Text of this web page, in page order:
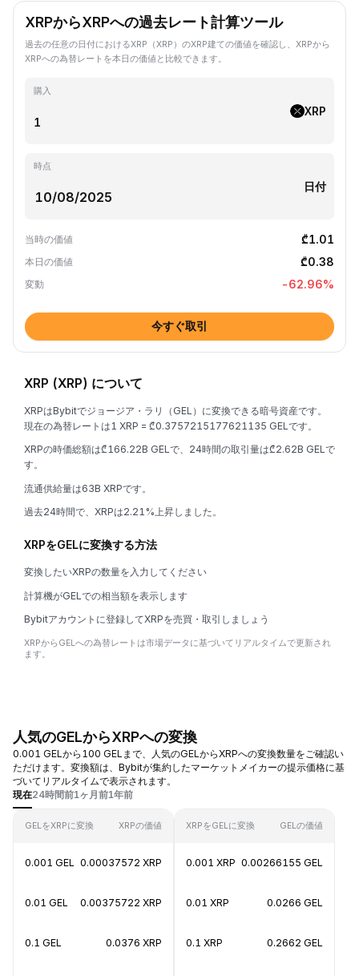
XRPからXRPへの過去レート計算ツール
過去の任意の日付におけるXRP（XRP）のXRP建ての価値を確認し、XRPから
XRPへの為替レートを本日の価値と比較できます。
購入
XRP
時点
日付
当時の価値 ₾1.01
本日の価値 ₾0.38
変動 -62.96%
今すぐ取引
XRP (XRP) について
XRPはBybitでジョージア・ラリ（GEL）に変換できる暗号資産です。
現在の為替レートは1 XRP = ₾0.3757215177621135 GELです。
XRPの時価総額は₾166.22B GELで、24時間の取引量は₾2.62B GELで
す。
流通供給量は63B XRPです。
過去24時間で、XRPは2.21%上昇しました。
XRPをGELに変換する方法
変換したいXRPの数量を入力してください
計算機がGELでの相当額を表示します
Bybitアカウントに登録してXRPを売買・取引しましょう
XRPからGELへの為替レートは市場データに基づいてリアルタイムで更新され
ます。
人気のGELからXRPへの変換
0.001 GELから100 GELまで、人気のGELからXRPへの変換数量をご確認い
ただけます。変換額は、Bybitが集約したマーケットメイカーの提示価格に基
づいてリアルタイムで表示されます。
現在24時間前1ヶ月前1年前
GELをXRPに変換 XRPの価値
0.001 GEL 0.00037572 XRP
0.01 GEL 0.00375722 XRP
0.1 GEL 0.0376 XRP
XRPをGELに変換 GELの価値
0.001 XRP 0.00266155 GEL
0.01 XRP 0.0266 GEL
0.1 XRP 0.2662 GEL